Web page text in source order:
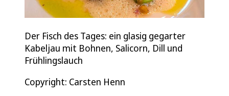
Der Fisch des Tages: ein glasig gegarter
Kabeljau mit Bohnen, Salicorn, Dill und
Frühlingslauch
Copyright: Carsten Henn